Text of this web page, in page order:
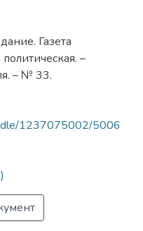
Газета
–
– № 33.
1237075002/5006